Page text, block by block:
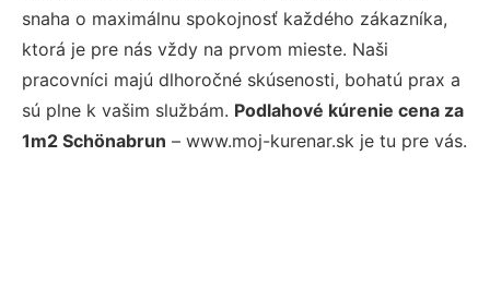
snaha o maximálnu spokojnosť každého zákazníka,
ktorá je pre nás vždy na prvom mieste. Naši
pracovníci majú dlhoročné skúsenosti, bohatú prax a
sú plne k vašim službám. Podlahové kúrenie cena za
1m2 Schönabrun – www.moj-kurenar.sk je tu pre vás.